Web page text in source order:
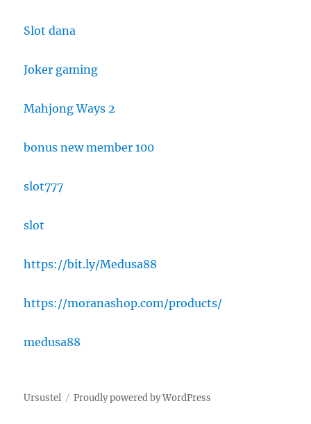
Slot dana
Joker gaming
Mahjong Ways 2
bonus new member 100
slot777
slot
https://bit.ly/Medusa88
https://moranashop.com/products/
medusa88
Ursustel Proudly powered by WordPress